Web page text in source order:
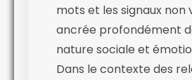
mots et les signaux non
ancrée profondément
nature sociale et
Dans le contexte des